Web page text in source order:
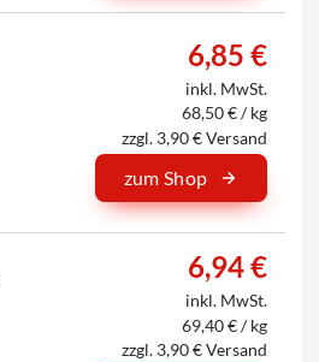
6,85 €
inkl. MwSt.
68,50 € / kg
zzgl. 3,90 € Versand
zum Shop
6,94 €
inkl. MwSt.
69,40 € / kg
zzgl. 3,90 € Versand